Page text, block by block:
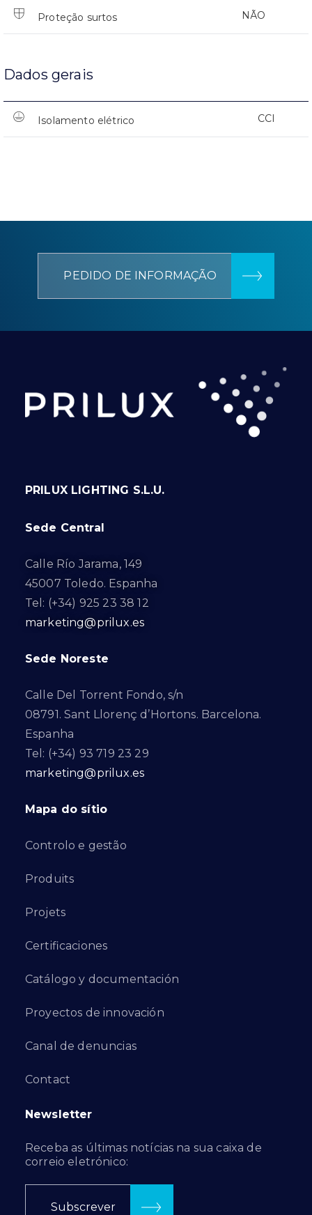
Proteção surtos NÃO
Dados gerais
Isolamento elétrico CCI
PEDIDO DE INFORMAÇÃO
PRILUX LIGHTING S.L.U.
Sede Central
Calle Río Jarama, 149
45007 Toledo. Espanha
Tel: (+34) 925 23 38 12
marketing@prilux.es
Sede Noreste
Calle Del Torrent Fondo, s/n
08791. Sant Llorenç d’Hortons. Barcelona.
Espanha
Tel: (+34) 93 719 23 29
marketing@prilux.es
Mapa do sítio
Controlo e gestão
Produits
Projets
Certificaciones
Catálogo y documentación
Proyectos de innovación
Canal de denuncias
Contact
Newsletter
Receba as últimas notícias na sua caixa de
correio eletrónico:
Subscrever